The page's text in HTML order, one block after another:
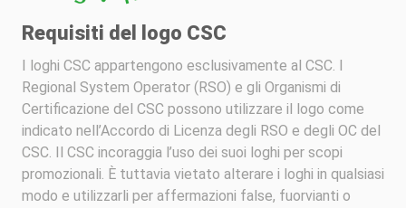
Requisiti del logo CSC
I loghi CSC appartengono esclusivamente al CSC. I
Regional System Operator (RSO) e gli Organismi di
Certificazione del CSC possono utilizzare il logo come
indicato nell’Accordo di Licenza degli RSO e degli OC del
CSC. Il CSC incoraggia l’uso dei suoi loghi per scopi
promozionali. È tuttavia vietato alterare i loghi in qualsiasi
modo e utilizzarli per affermazioni false, fuorvianti o